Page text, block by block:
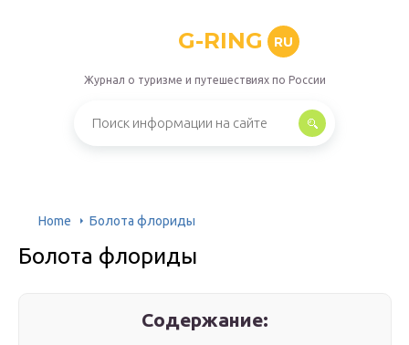
G-RING RU
Журнал о туризме и путешествиях по России
Home Болота флориды
Болота флориды
Содержание: